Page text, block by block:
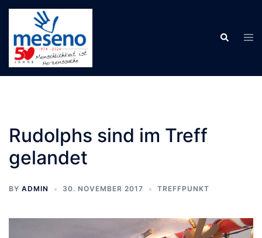
Skip
content
Search
Rudolphs sind im Treff
gelandet
BY ADMIN 30. NOVEMBER 2017 TREFFPUNKT